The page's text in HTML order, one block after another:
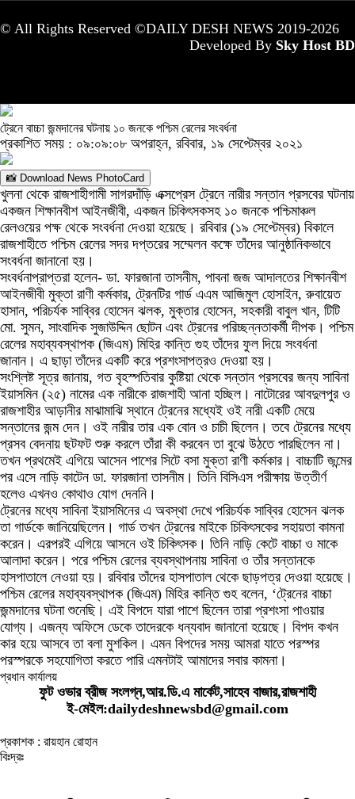
© All Rights Reserved ©DAILY DESH NEWS 2019-2026
Developed By Sky Host BD
ট্রেনে বাচ্চা জন্মদানের ঘটনায় ১০ জনকে পশ্চিম রেলের সংবর্ধনা
প্রকাশিত সময় : ০৯:০৯:০৮ অপরাহ্ন, রবিবার, ১৯ সেপ্টেম্বর ২০২১
📸 Download News PhotoCard
খুলনা থেকে রাজশাহীগামী সাগরদাঁড়ি এক্সপ্রেস ট্রেনে নারীর সন্তান প্রসবের ঘটনায়
একজন শিক্ষানবীশ আইনজীবী, একজন চিকিৎসকসহ ১০ জনকে পশ্চিমাঞ্চল
রেলওয়ের পক্ষ থেকে সংবর্ধনা দেওয়া হয়েছে। রবিবার (১৯ সেপ্টেম্বর) বিকালে
রাজশাহীতে পশ্চিম রেলের সদর দপ্তরের সম্মেলন কক্ষে তাঁদের আনুষ্ঠানিকভাবে
সংবর্ধনা জানানো হয়।
সংবর্ধনাপ্রাপ্তরা হলেন- ডা. ফারজানা তাসনীম, পাবনা জজ আদালতের শিক্ষানবীশ
আইনজীবী মুক্তা রাণী কর্মকার, ট্রেনটির গার্ড এএম আজিমুল হোসাইন, রুবায়েত
হাসান, পরিচর্যক সাব্বির হোসেন ঝলক, মুক্তার হোসেন, সহকারী বাবুল খান, টিটি
মো. সুমন, সাংবাদিক সুজাউদ্দিন ছোটন এবং ট্রেনের পরিচ্ছন্নতাকর্মী দীপক। পশ্চিম
রেলের মহাব্যবস্থাপক (জিএম) মিহির কান্তি গুহ তাঁদের ফুল দিয়ে সংবর্ধনা
জানান। এ ছাড়া তাঁদের একটি করে প্রশংসাপত্রও দেওয়া হয়।
সংশ্লিষ্ট সূত্র জানায়, গত বৃহস্পতিবার কুষ্টিয়া থেকে সন্তান প্রসবের জন্য সাবিনা
ইয়াসমিন (২৫) নামের এক নারীকে রাজশাহী আনা হচ্ছিল। নাটোরের আবদুলপুর ও
রাজশাহীর আড়ানীর মাঝামাঝি স্থানে ট্রেনের মধ্যেই ওই নারী একটি মেয়ে
সন্তানের জন্ম দেন। ওই নারীর তার এক বোন ও চাচী ছিলেন। তবে ট্রেনের মধ্যে
প্রসব বেদনায় ছটফট শুরু করলে তাঁরা কী করবেন তা বুঝে উঠতে পারছিলেন না।
তখন প্রথমেই এগিয়ে আসেন পাশের সিটে বসা মুক্তা রাণী কর্মকার। বাচ্চাটি জন্মের
পর এসে নাড়ি কাটেন ডা. ফারজানা তাসনীম। তিনি বিসিএস পরীক্ষায় উত্তীর্ণ
হলেও এখনও কোথাও যোগ দেননি।
ট্রেনের মধ্যে সাবিনা ইয়াসমিনের এ অবস্থা দেখে পরিচর্যক সাব্বির হোসেন ঝলক
তা গার্ডকে জানিয়েছিলেন। গার্ড তখন ট্রেনের মাইকে চিকিৎসকের সহায়তা কামনা
করেন। এরপরই এগিয়ে আসনে ওই চিকিৎসক। তিনি নাড়ি কেটে বাচ্চা ও মাকে
আলাদা করেন। পরে পশ্চিম রেলের ব্যবস্থাপনায় সাবিনা ও তাঁর সন্তানকে
হাসপাতালে নেওয়া হয়। রবিবার তাঁদের হাসপাতাল থেকে ছাড়পত্র দেওয়া হয়েছে।
পশ্চিম রেলের মহাব্যবস্থাপক (জিএম) মিহির কান্তি গুহ বলেন, ‘ট্রেনের বাচ্চা
জন্মদানের ঘটনা শুনেছি। এই বিপদে যারা পাশে ছিলেন তারা প্রশংসা পাওয়ার
যোগ্য। এজন্য অফিসে ডেকে তাদেরকে ধন্যবাদ জানানো হয়েছে। বিপদ কখন
কার হয়ে আসবে তা বলা মুশকিল। এমন বিপদের সময় আমরা যাতে পরস্পর
পরস্পরকে সহযোগিতা করতে পারি এমনটাই আমাদের সবার কামনা।
প্রধান কার্যালয়
ফুট ওভার ব্রীজ সংলগ্ন,আর.ডি.এ মার্কেট,সাহেব বাজার,রাজশাহী
ই-মেইল:dailydeshnewsbd@gmail.com
প্রকাশক : রায়হান রোহান
বিঃদ্রঃ